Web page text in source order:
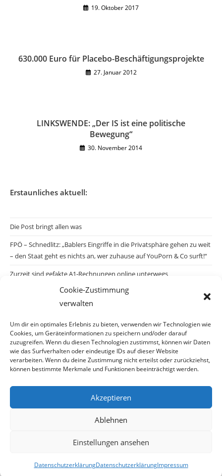
Cookie-Zustimmung
verwalten
Um dir ein optimales Erlebnis zu bieten, verwenden wir Technologien wie
Cookies, um Geräteinformationen zu speichern und/oder darauf
zuzugreifen. Wenn du diesen Technologien zustimmst, können wir Daten
wie das Surfverhalten oder eindeutige IDs auf dieser Website
verarbeiten. Wenn du deine Zustimmung nicht erteilst oder zurückziehst,
können bestimmte Merkmale und Funktionen beeinträchtigt werden.
Akzeptieren
Ablehnen
Einstellungen ansehen
DatenschutzerklärungDatenschutzerklärungImpressum
19. Oktober 2017
630.000 Euro für Placebo-Beschäftigungsprojekte
27. Januar 2012
LINKSWENDE: „Der IS ist eine politische
Bewegung“
30. November 2014
Erstaunliches aktuell:
Die Post bringt allen was
FPÖ – Schnedlitz: „Bablers Eingriffe in die Privatsphäre gehen zu weit
– den Staat geht es nichts an, wer zuhause auf YouPorn & Co surft!“
Zurzeit sind gefakte A1-Rechnungen online unterwegs
Salzburgs Juden und ihre Sicherheit: „Erst nach einem Anschlag wäre
die Gefahr endlich konkret!“
Biologisches Wunder in Ceuta
Ein vermeintliches Abschiebemärchen
Archiv
© Copyright 2026 · Auch Ihre Information ist uns wichtig! Haben Sie eine
erstaunliche Story: Mailen Sie uns Bitte